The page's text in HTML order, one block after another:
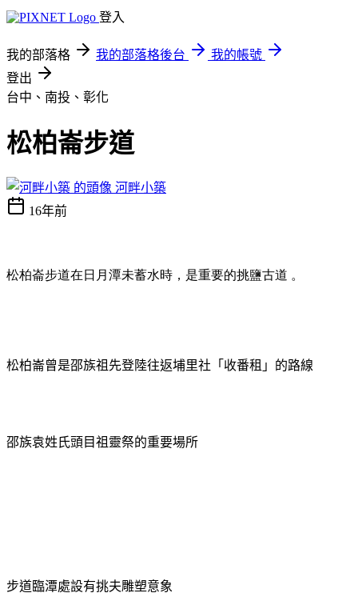
登入
我的部落格 我的部落格後台
我的帳號
登出
台中、南投、彰化
松柏崙步道
河畔小築
16年前
松柏崙步道在日月潭未蓄水時，是重要的挑鹽古道 。
松柏崙曾是邵族祖先登陸往返埔里社「收番租」的路線
邵族袁姓氏頭目祖靈祭的重要場所
步道臨潭處設有挑夫雕塑意象